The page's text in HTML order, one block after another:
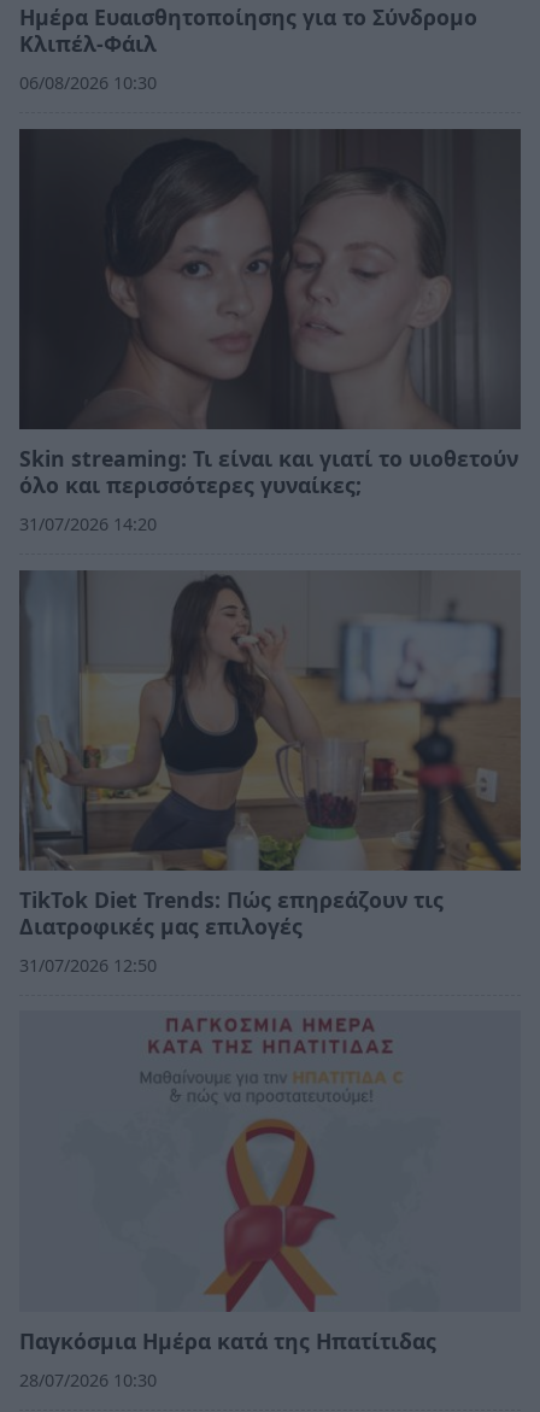
Ημέρα Ευαισθητοποίησης για το Σύνδρομο
Κλιπέλ-Φάιλ
06/08/2026 10:30
Skin streaming: Τι είναι και γιατί το υιοθετούν
όλο και περισσότερες γυναίκες;
31/07/2026 14:20
TikTok Diet Trends: Πώς επηρεάζουν τις
Διατροφικές μας επιλογές
31/07/2026 12:50
Παγκόσμια Ημέρα κατά της Ηπατίτιδας
28/07/2026 10:30